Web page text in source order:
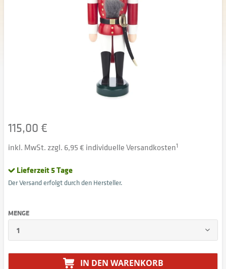
115,00 €
inkl. MwSt. zzgl. 6,95 € individuelle Versandkosten1
Lieferzeit 5 Tage
Der Versand erfolgt durch den Hersteller.
MENGE
IN DEN WARENKORB